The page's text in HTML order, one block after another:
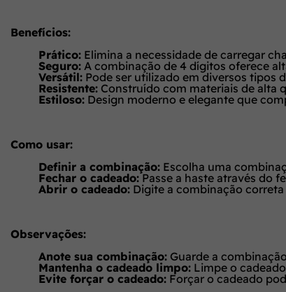
Benefícios:
Prático: Elimina a necessidade de carregar
Seguro: A combinação de 4 dígitos oferece
Versátil: Pode ser utilizado em diversos tipos
Resistente: Construído com materiais de alta
Estiloso: Design moderno e elegante que
Como usar:
Definir a combinação: Escolha uma
Fechar o cadeado:Passe a haste através do
Abrir o cadeado: Digite a combinação
Observações:
Anote sua combinação: Guarde a
Mantenha o cadeado limpo: Limpe o
Evite forçar o cadeado: Forçar o cadeado